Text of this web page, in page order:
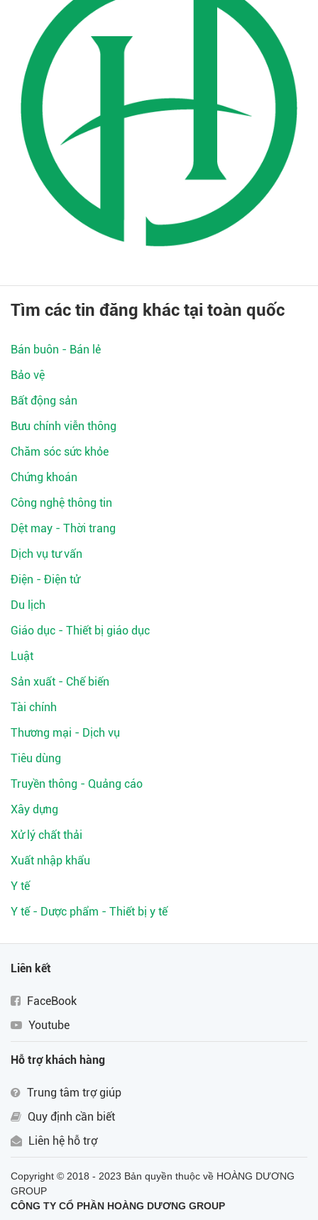
Tìm các tin đăng khác tại toàn quốc
Bán buôn - Bán lẻ
Bảo vệ
Bất động sản
Bưu chính viễn thông
Chăm sóc sức khỏe
Chứng khoán
Công nghệ thông tin
Dệt may - Thời trang
Dịch vụ tư vấn
Điện - Điện tử
Du lịch
Giáo dục - Thiết bị giáo dục
Luật
Sản xuất - Chế biến
Tài chính
Thương mại - Dịch vụ
Tiêu dùng
Truyền thông - Quảng cáo
Xây dựng
Xử lý chất thải
Xuất nhập khẩu
Y tế
Y tế - Dược phẩm - Thiết bị y tế
Liên kết
FaceBook
Youtube
Hỗ trợ khách hàng
Trung tâm trợ giúp
Quy định cần biết
Liên hệ hỗ trợ
Copyright © 2018 - 2023 Bản quyền thuộc về HOÀNG DƯƠNG
GROUP
CÔNG TY CỔ PHẦN HOÀNG DƯƠNG GROUP